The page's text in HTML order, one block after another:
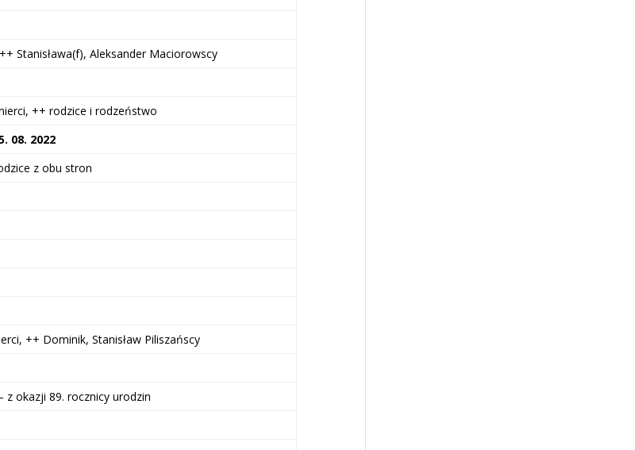
Stanisława(f), Aleksander Maciorowscy
++ rodzice i rodzeństwo
08. 2022
z obu stron
++ Dominik, Stanisław Piliszańscy
z okazji 89. rocznicy urodzin